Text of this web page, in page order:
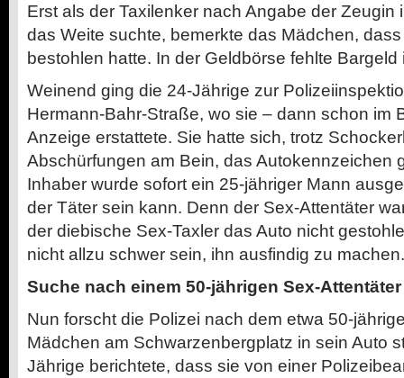
Erst als der Taxilenker nach Angabe der Zeugin
das Weite suchte, bemerkte das Mädchen,
bestohlen hatte. In der Geldbörse fehlte
Weinend ging die 24-Jährige zur
Hermann-Bahr-Straße, wo sie – dann schon im
Anzeige erstattete. Sie hatte sich, trotz
Abschürfungen am Bein, das Autokennzeichen
Inhaber wurde sofort ein 25-jähriger Mann
der Täter sein kann. Denn der Sex-Attentäter
der diebische Sex-Taxler das Auto nicht
nicht allzu schwer sein, ihn ausfindig zu machen.
Suche nach einem 50-jährigen Sex-Attentäter
Nun forscht die Polizei nach dem etwa 50-
Mädchen am Schwarzenbergplatz in sein Auto
Jährige berichtete, dass sie von einer